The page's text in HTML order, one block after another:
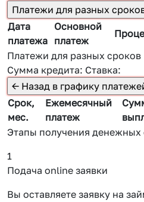
Дата
платежа
Основной
платеж
Платежи для разных сроков
Сумма кредита: Ставка:
Срок,
мес.
Ежемесячный
платеж
Этапы получения денежных
1
Подача online заявки
Вы оставляете заявку на